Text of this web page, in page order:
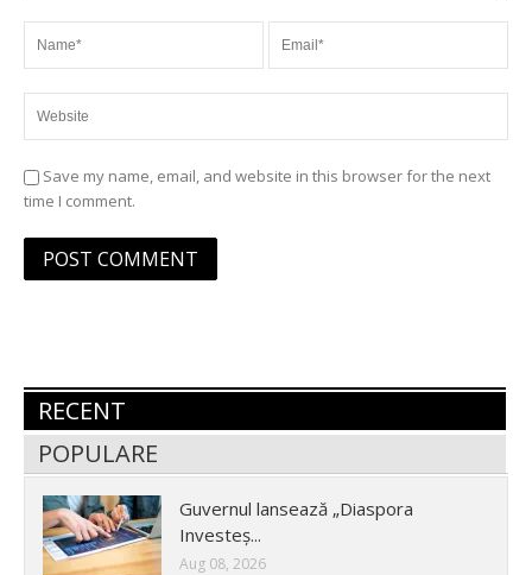
Save my name, email, and website in this browser for the next
time I comment.
RECENT
POPULARE
Guvernul lansează „Diaspora
Investeș...
Aug 08, 2026